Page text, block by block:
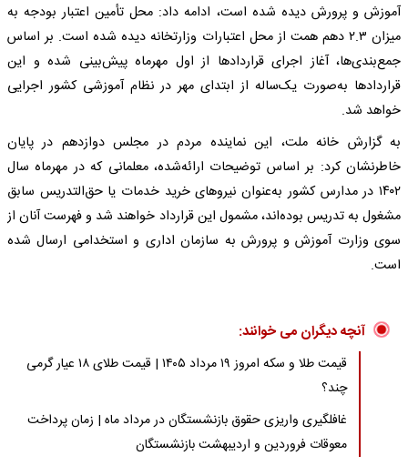
آموزش و پرورش دیده شده است، ادامه داد: محل تأمین اعتبار بودجه به
میزان ۲.۳ دهم همت از محل اعتبارات وزارتخانه دیده شده است. بر اساس
جمع‌بندی‌ها، آغاز اجرای قراردادها از اول مهرماه پیش‌بینی شده و این
قراردادها به‌صورت یک‌ساله از ابتدای مهر در نظام آموزشی کشور اجرایی
خواهد شد.
به گزارش خانه ملت، این نماینده مردم در مجلس دوازدهم در پایان
خاطرنشان کرد: بر اساس توضیحات ارائه‌شده، معلمانی که در مهرماه سال
۱۴۰۲ در مدارس کشور به‌عنوان نیروهای خرید خدمات یا حق‌التدریس سابق
مشغول به تدریس بوده‌اند، مشمول این قرارداد خواهند شد و فهرست آنان از
سوی وزارت آموزش و پرورش به سازمان اداری و استخدامی ارسال شده
است.
آنچه دیگران می خوانند:
قیمت طلا و سکه امروز ۱۹ مرداد ۱۴۰۵ | قیمت طلای ۱۸ عیار گرمی
چند؟
غافلگیری واریزی حقوق بازنشستگان در مرداد ماه | زمان پرداخت
معوقات فروردین و اردیبهشت بازنشستگان